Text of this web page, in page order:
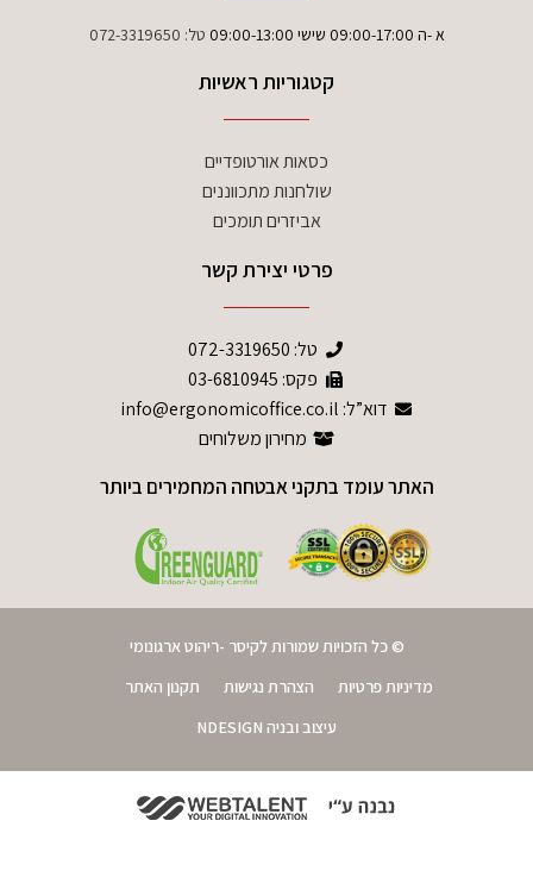
א -ה 09:00-17:00 שישי 09:00-13:00 טל: 072-3319650
קטגוריות ראשיות
כסאות אורטופדיים
שולחנות מתכווננים
אביזרים תומכים
פרטי יצירת קשר
טל: 072-3319650
פקס: 03-6810945
דוא”ל: info@ergonomicoffice.co.il
מחירון משלוחים
האתר עומד בתקני אבטחה המחמירים ביותר
© כל הזכויות שמורות לקיסר -ריהוט ארגונומי
מדיניות פרטיות
הצהרת נגישות
תקנון האתר
עיצוב ובניה NDESIGN